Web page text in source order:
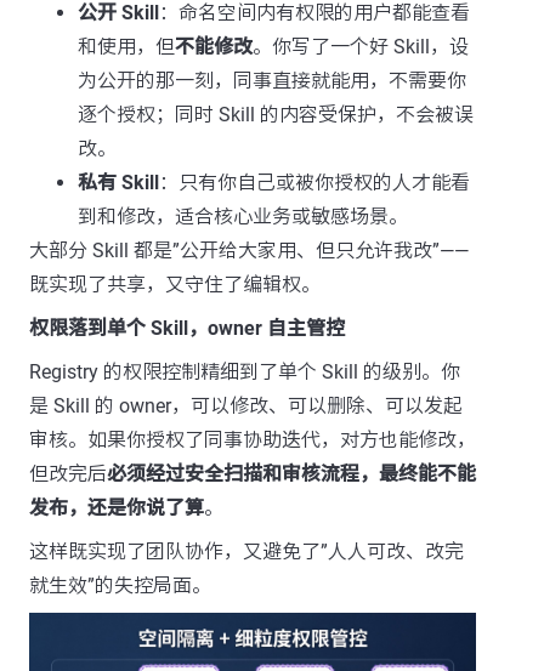
公开 Skill：命名空间内有权限的用户都能查看
和使用，但不能修改。你写了一个好 Skill，设
为公开的那一刻，同事直接就能用，不需要你
逐个授权；同时 Skill 的内容受保护，不会被误
改。
私有 Skill：只有你自己或被你授权的人才能看
到和修改，适合核心业务或敏感场景。
大部分 Skill 都是”公开给大家用、但只允许我改”——
既实现了共享，又守住了编辑权。
权限落到单个 Skill，owner 自主管控
Registry 的权限控制精细到了单个 Skill 的级别。你
是 Skill 的 owner，可以修改、可以删除、可以发起
审核。如果你授权了同事协助迭代，对方也能修改，
但改完后必须经过安全扫描和审核流程，最终能不能
发布，还是你说了算。
这样既实现了团队协作，又避免了”人人可改、改完
就生效”的失控局面。